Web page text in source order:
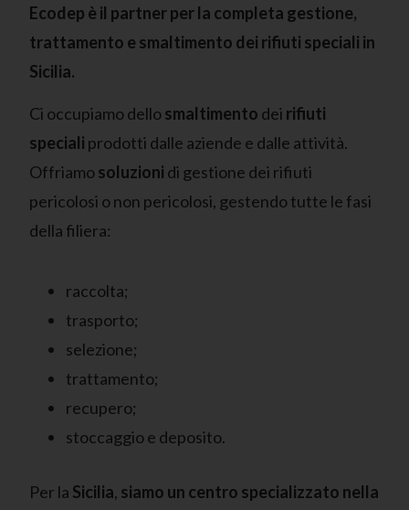
Ecodep è il partner per la completa gestione,
trattamento e smaltimento dei rifiuti speciali in
Sicilia.
Ci occupiamo dellosmaltimento dei rifiuti
speciali prodotti dalle aziende e dalle attività.
Offriamosoluzioni di gestione dei rifiuti
pericolosi o non pericolosi, gestendo tutte le fasi
della filiera:
raccolta;
trasporto;
selezione;
trattamento;
recupero;
stoccaggio e deposito.
Per la Sicilia, siamo un centro specializzato nella